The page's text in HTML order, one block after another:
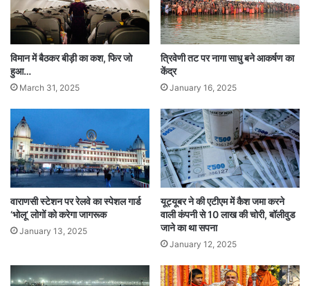
विमान में बैठकर बीड़ी का कश, फिर जो
हुआ…
March 31, 2025
त्रिवेणी तट पर नागा साधु बने आकर्षण का
केंद्र
January 16, 2025
वाराणसी स्टेशन पर रेलवे का स्पेशल गार्ड
‘भोलू’ लोगों को करेगा जागरूक
January 13, 2025
यूट्यूबर ने की एटीएम में कैश जमा करने
वाली कंपनी से 10 लाख की चोरी, बॉलीवुड
जाने का था सपना
January 12, 2025